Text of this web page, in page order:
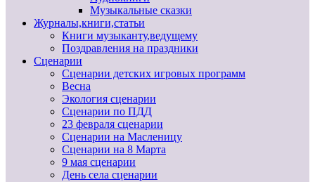
Музыкальные сказки
Журналы,книги,статьи
Книги музыканту,ведущему
Поздравления на праздники
Сценарии
Сценарии детских игровых программ
Весна
Экология сценарии
Сценарии по ПДД
23 февраля сценарии
Сценарии на Масленицу
Сценарии на 8 Марта
9 мая сценарии
День села сценарии